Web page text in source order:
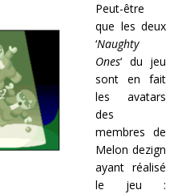
Peut-être
que les deux
‘Naughty
Ones‘ du jeu
sont en fait
les avatars
des
membres de
Melon dezign
ayant réalisé
le jeu :